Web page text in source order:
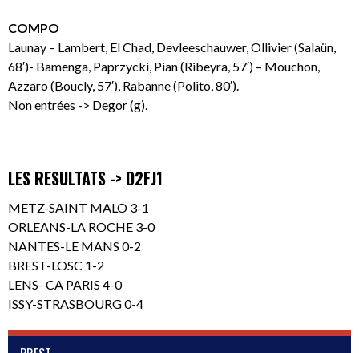
COMPO
Launay – Lambert, El Chad, Devleeschauwer, Ollivier (Salaün,
68′)- Bamenga, Paprzycki, Pian (Ribeyra, 57′) – Mouchon,
Azzaro (Boucly, 57′), Rabanne (Polito, 80′).
Non entrées -> Degor (g).
LES RESULTATS -> D2FJ1
METZ-SAINT MALO 3-1
ORLEANS-LA ROCHE 3-0
NANTES-LE MANS 0-2
BREST-LOSC 1-2
LENS- CA PARIS 4-0
ISSY-STRASBOURG 0-4